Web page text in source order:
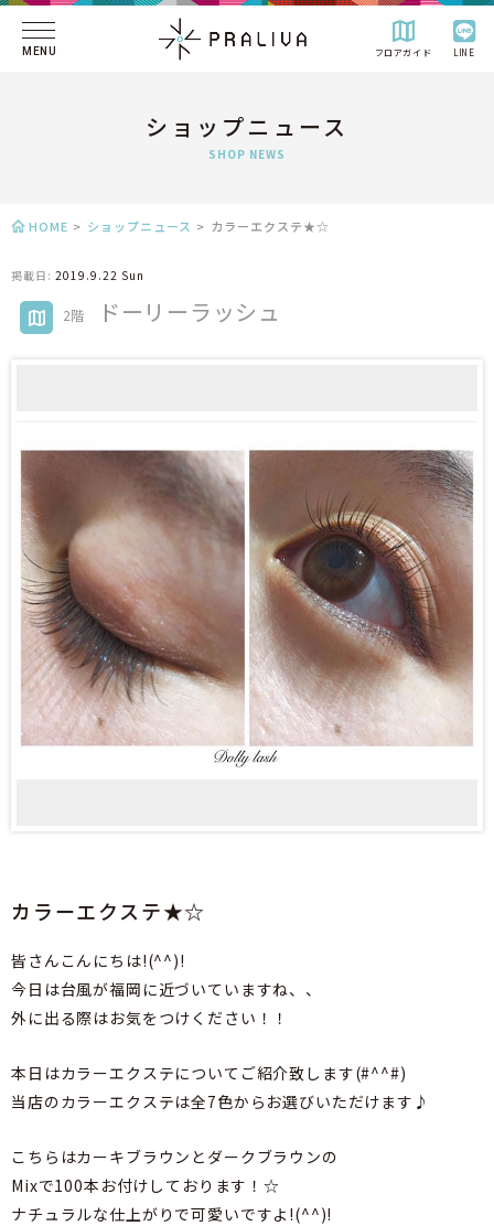
MENU フロアガイド LINE
ショップニュース
SHOP NEWS
HOME > ショップニュース > カラーエクステ★☆
掲載日: 2019.9.22 Sun
2階 ドーリーラッシュ
カラーエクステ★☆
皆さんこんにちは!(^^)!
今日は台風が福岡に近づいていますね、、
外に出る際はお気をつけください！！
本日はカラーエクステについてご紹介致します(#^^#)
当店のカラーエクステは全7色からお選びいただけます♪
こちらはカーキブラウンとダークブラウンの
Mixで100本お付けしております！☆
ナチュラルな仕上がりで可愛いですよ!(^^)!